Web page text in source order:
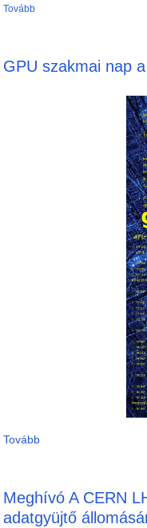
Tovább
GPU szakmai nap
Tovább
Meghívó A CERN
adatgyüjtő